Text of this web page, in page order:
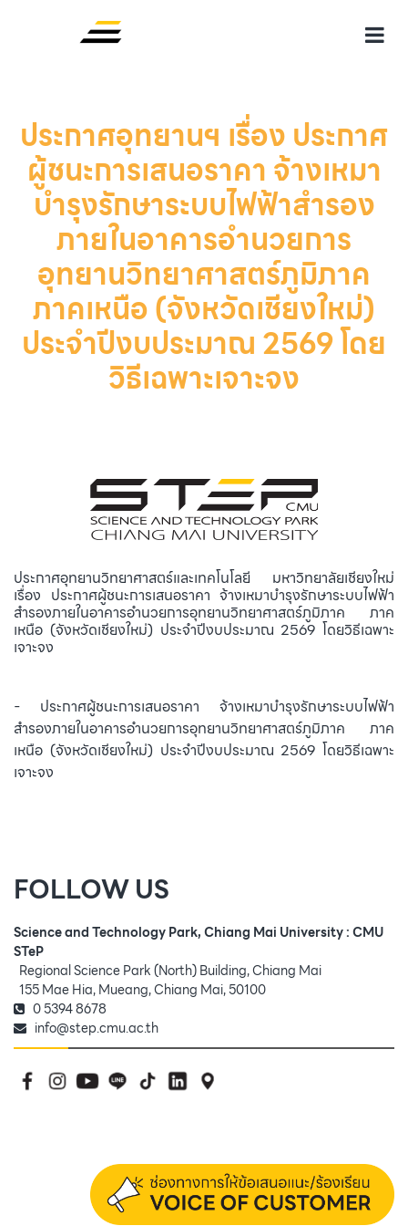
ประกาศอุทยานฯ เรื่อง ประกาศ
ผู้ชนะการเสนอราคา จ้างเหมา
บำรุงรักษาระบบไฟฟ้าสำรอง
ภายในอาคารอำนวยการ
อุทยานวิทยาศาสตร์ภูมิภาค
ภาคเหนือ (จังหวัดเชียงใหม่)
ประจำปีงบประมาณ 2569 โดย
วิธีเฉพาะเจาะจง
ประกาศอุทยานวิทยาศาสตร์และเทคโนโลยี มหาวิทยาลัยเชียงใหม่
เรื่อง ประกาศผู้ชนะการเสนอราคา จ้างเหมาบำรุงรักษาระบบไฟฟ้า
สำรองภายในอาคารอำนวยการอุทยานวิทยาศาสตร์ภูมิภาค ภาค
เหนือ (จังหวัดเชียงใหม่) ประจำปีงบประมาณ 2569 โดยวิธีเฉพาะ
เจาะจง
- ประกาศผู้ชนะการเสนอราคา จ้างเหมาบำรุงรักษาระบบไฟฟ้า
สำรองภายในอาคารอำนวยการอุทยานวิทยาศาสตร์ภูมิภาค ภาค
เหนือ (จังหวัดเชียงใหม่) ประจำปีงบประมาณ 2569 โดยวิธีเฉพาะ
เจาะจง
FOLLOW US
Science and Technology Park, Chiang Mai University : CMU
STeP
Regional Science Park (North) Building, Chiang Mai
155 Mae Hia, Mueang, Chiang Mai, 50100
0 5394 8678
info@step.cmu.ac.th